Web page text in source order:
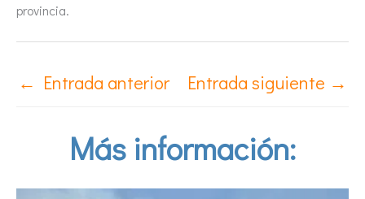
provincia.
← Entrada anterior Entrada siguiente →
Más información: